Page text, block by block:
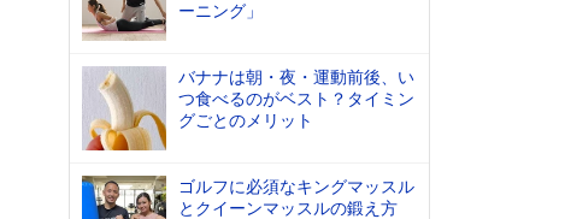
ーニング」
バナナは朝・夜・運動前後、い
つ食べるのがベスト？タイミン
グごとのメリット
ゴルフに必須なキングマッスル
とクイーンマッスルの鍛え方